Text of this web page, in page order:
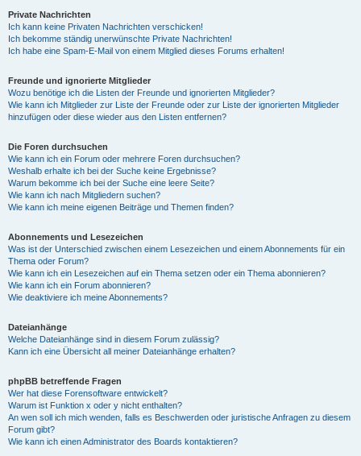
Private Nachrichten
Ich kann keine Privaten Nachrichten verschicken!
Ich bekomme ständig unerwünschte Private Nachrichten!
Ich habe eine Spam-E-Mail von einem Mitglied dieses Forums erhalten!
Freunde und ignorierte Mitglieder
Wozu benötige ich die Listen der Freunde und ignorierten Mitglieder?
Wie kann ich Mitglieder zur Liste der Freunde oder zur Liste der ignorierten Mitglieder
hinzufügen oder diese wieder aus den Listen entfernen?
Die Foren durchsuchen
Wie kann ich ein Forum oder mehrere Foren durchsuchen?
Weshalb erhalte ich bei der Suche keine Ergebnisse?
Warum bekomme ich bei der Suche eine leere Seite?
Wie kann ich nach Mitgliedern suchen?
Wie kann ich meine eigenen Beiträge und Themen finden?
Abonnements und Lesezeichen
Was ist der Unterschied zwischen einem Lesezeichen und einem Abonnements für ein
Thema oder Forum?
Wie kann ich ein Lesezeichen auf ein Thema setzen oder ein Thema abonnieren?
Wie kann ich ein Forum abonnieren?
Wie deaktiviere ich meine Abonnements?
Dateianhänge
Welche Dateianhänge sind in diesem Forum zulässig?
Kann ich eine Übersicht all meiner Dateianhänge erhalten?
phpBB betreffende Fragen
Wer hat diese Forensoftware entwickelt?
Warum ist Funktion x oder y nicht enthalten?
An wen soll ich mich wenden, falls es Beschwerden oder juristische Anfragen zu diesem
Forum gibt?
Wie kann ich einen Administrator des Boards kontaktieren?